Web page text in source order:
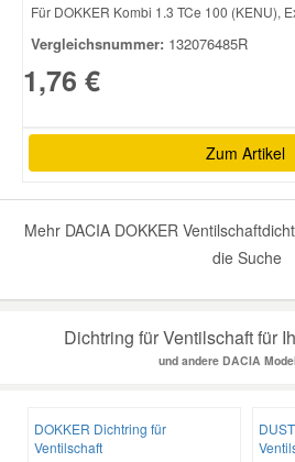
Für DOKKER Kombi 1.3 TCe 100 (KENU),
Vergleichsnummer: 132076485R
1,76 €
Zum Artikel
Mehr DACIA DOKKER
die Suche
Dichtring für Ventilschaft für
und andere DACIA
DOKKER Dichtring für
Ventilschaft
Smart Ersatzteile
Volvo Ersatzteile